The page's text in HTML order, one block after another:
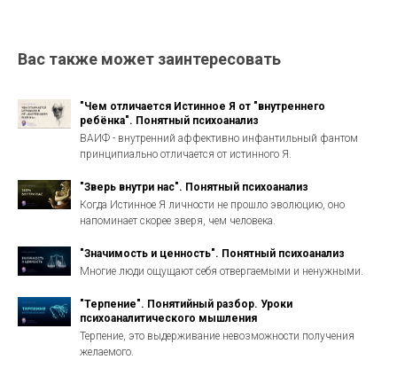
Вас также может заинтересовать
"Чем отличается Истинное Я от "внутреннего
ребёнка". Понятный психоанализ
ВАИФ - внутренний аффективно инфантильный фантом
принципиально отличается от истинного Я.
"Зверь внутри нас". Понятный психоанализ
Когда Истинное Я личности не прошло эволюцию, оно
напоминает скорее зверя, чем человека.
"Значимость и ценность". Понятный психоанализ
Многие люди ощущают себя отвергаемыми и ненужными.
"Терпение". Понятийный разбор. Уроки
психоаналитического мышления
Терпение, это выдерживание невозможности получения
желаемого.